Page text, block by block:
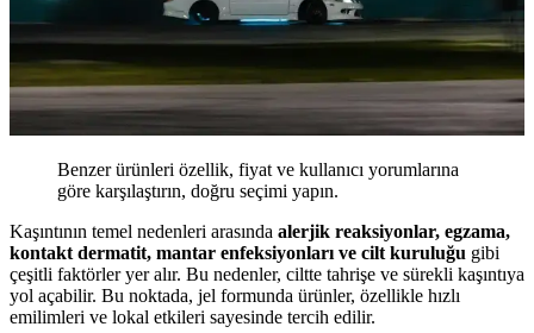
Benzer ürünleri özellik, fiyat ve kullanıcı yorumlarına
göre karşılaştırın, doğru seçimi yapın.
Kaşıntının temel nedenleri arasında alerjik reaksiyonlar, egzama,
kontakt dermatit, mantar enfeksiyonları ve cilt kuruluğu gibi
çeşitli faktörler yer alır. Bu nedenler, ciltte tahrişe ve sürekli kaşıntıya
yol açabilir. Bu noktada, jel formunda ürünler, özellikle hızlı
emilimleri ve lokal etkileri sayesinde tercih edilir.